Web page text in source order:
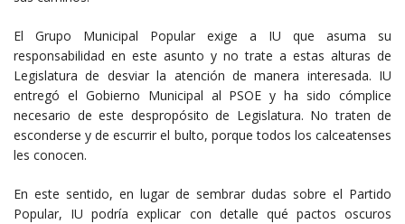
El Grupo Municipal Popular exige a IU que asuma su
responsabilidad en este asunto y no trate a estas alturas de
Legislatura de desviar la atención de manera interesada. IU
entregó el Gobierno Municipal al PSOE y ha sido cómplice
necesario de este despropósito de Legislatura. No traten de
esconderse y de escurrir el bulto, porque todos los calceatenses
les conocen.
En este sentido, en lugar de sembrar dudas sobre el Partido
Popular, IU podría explicar con detalle qué pactos oscuros